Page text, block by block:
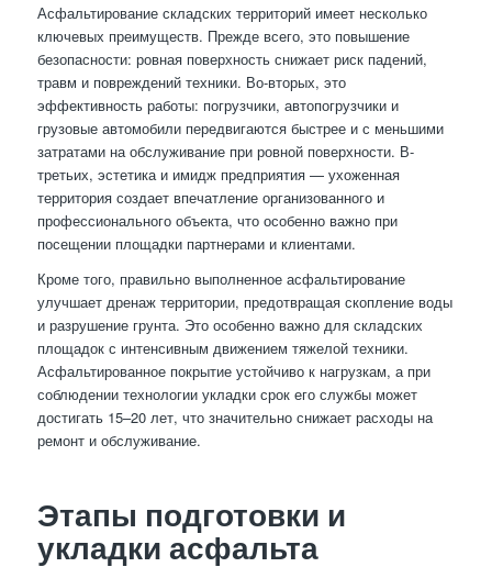
Асфальтирование складских территорий имеет несколько
ключевых преимуществ. Прежде всего, это повышение
безопасности: ровная поверхность снижает риск падений,
травм и повреждений техники. Во-вторых, это
эффективность работы: погрузчики, автопогрузчики и
грузовые автомобили передвигаются быстрее и с меньшими
затратами на обслуживание при ровной поверхности. В-
третьих, эстетика и имидж предприятия — ухоженная
территория создает впечатление организованного и
профессионального объекта, что особенно важно при
посещении площадки партнерами и клиентами.
Кроме того, правильно выполненное асфальтирование
улучшает дренаж территории, предотвращая скопление воды
и разрушение грунта. Это особенно важно для складских
площадок с интенсивным движением тяжелой техники.
Асфальтированное покрытие устойчиво к нагрузкам, а при
соблюдении технологии укладки срок его службы может
достигать 15–20 лет, что значительно снижает расходы на
ремонт и обслуживание.
Этапы подготовки и
укладки асфальта